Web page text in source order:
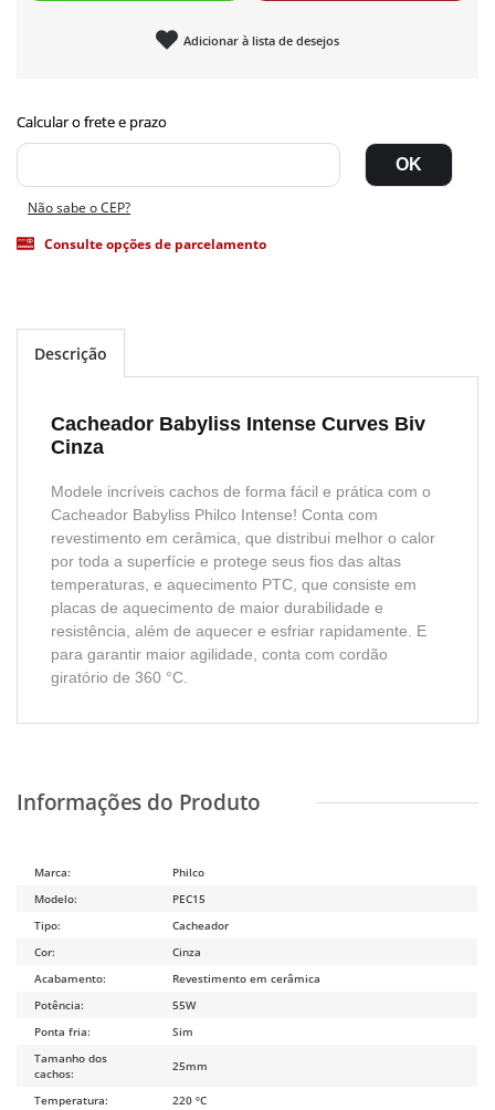
Adicionar à lista de desejos
Não sabe o CEP?
Consulte opções de parcelamento
Descrição
Cacheador Babyliss Intense Curves Biv
Cinza
Modele incríveis cachos de forma fácil e prática com o
Cacheador Babyliss Philco Intense! Conta com
revestimento em cerâmica, que distribui melhor o calor
por toda a superfície e protege seus fios das altas
temperaturas, e aquecimento PTC, que consiste em
placas de aquecimento de maior durabilidade e
resistência, além de aquecer e esfriar rapidamente. E
para garantir maior agilidade, conta com cordão
giratório de 360 °C.
Marca:
Philco
Modelo:
PEC15
Tipo:
Cacheador
Cor:
Cinza
Acabamento:
Revestimento em cerâmica
Potência:
55W
Ponta fria:
Sim
Tamanho dos
cachos:
25mm
Temperatura: 220 ºC